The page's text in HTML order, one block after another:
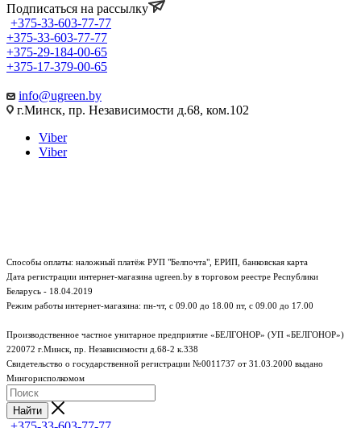
Подписаться на рассылку
+375-33-603-77-77
+375-33-603-77-77
+375-29-184-00-65
+375-17-379-00-65
info@ugreen.by
г.Минск, пр. Независимости д.68, ком.102
Viber
Viber
Способы оплаты: наложный платёж РУП "Белпочта", ЕРИП, банковская карта
Дата регистрации интернет-магазина ugreen.by в торговом реестре Республики
Беларусь - 18.04.2019
Режим работы интернет-магазина: пн-чт, с 09.00 до 18.00 пт, с 09.00 до 17.00
Производственное частное унитарное предприятие «БЕЛГОНОР» (УП «БЕЛГОНОР»)
220072 г.Минск, пр. Независимости д.68-2 к.338
Свидетельство о государственной регистрации №0011737 от 31.03.2000 выдано
Мингорисполкомом
Найти